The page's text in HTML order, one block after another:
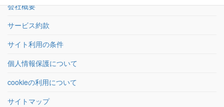
会社概要
サービス約款
サイト利用の条件
個人情報保護について
cookieの利用について
サイトマップ